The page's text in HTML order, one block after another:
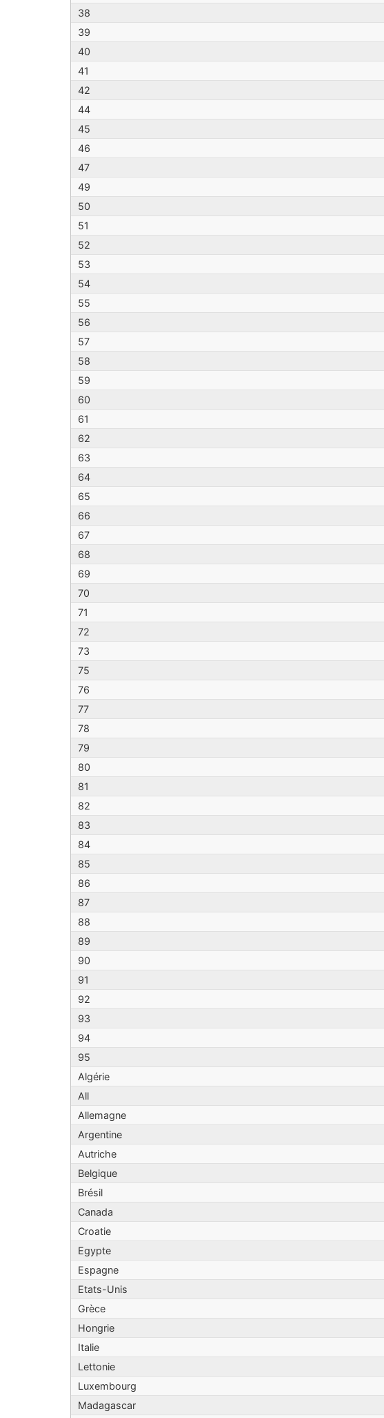
38
39
40
41
42
44
45
46
47
49
50
51
52
53
54
55
56
57
58
59
60
61
62
63
64
65
66
67
68
69
70
71
72
73
75
76
77
78
79
80
81
82
83
84
85
86
87
88
89
90
91
92
93
94
95
Algérie
All
Allemagne
Argentine
Autriche
Belgique
Brésil
Canada
Croatie
Egypte
Espagne
Etats-Unis
Grèce
Hongrie
Italie
Lettonie
Luxembourg
Madagascar